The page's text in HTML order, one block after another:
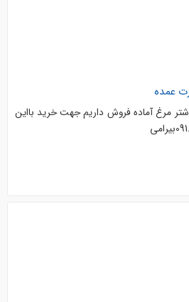
عمده
شتر مرغ آماده فروش داریم جهت خرید بااین